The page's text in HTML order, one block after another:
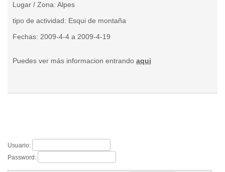
Lugar / Zona: Alpes
tipo de actividad: Esqui de montaña
Fechas: 2009-4-4 a 2009-4-19
Puedes ver más informacion entrando aqui
Usuario:
Password: